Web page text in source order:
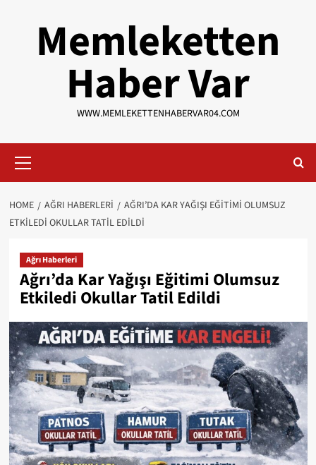
Memleketten
Haber Var
WWW.MEMLEKETTENHABERVAR04.COM
Menu
HOME AĞRI HABERLERI
AĞRI’DA KAR YAĞIŞI EĞITIMI OLUMSUZ
ETKILEDI OKULLAR TATIL EDILDI
Ağrı Haberleri
Ağrı’da Kar Yağışı Eğitimi Olumsuz
Etkiledi Okullar Tatil Edildi